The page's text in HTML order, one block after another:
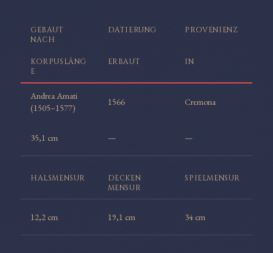
GEBAUT
NACH
DATIERUNG PROVENIENZ
KORPUSLÄNG
E
ERBAUT IN
Andrea Amati
(1505–1577)
1566 Cremona
35,1 cm — —
HALSMENSUR
DECKEN
MENSUR
SPIELMENSUR
12,2 cm 19,1 cm 34 cm